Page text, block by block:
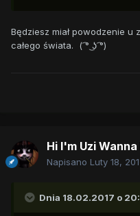
Będziesz miał powodzenie
całego świata. ( ͡° ͜ʖ ͡°)
Hi I'm Uzi Wanna
Napisano Luty 18,
Dnia 18.02.2017 o